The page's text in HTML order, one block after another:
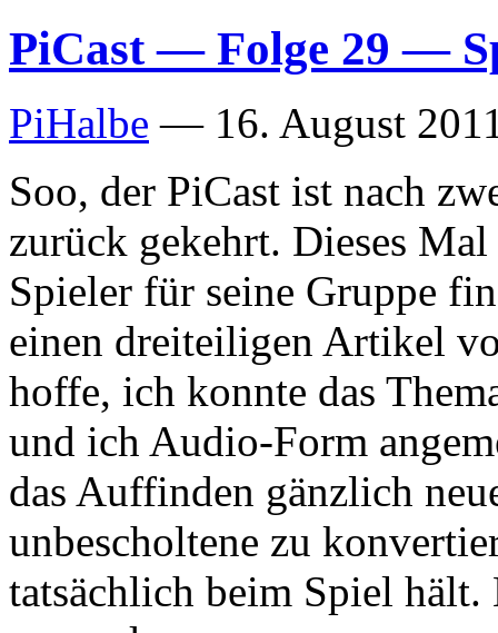
PiCast — Folge 29 —
PiHalbe — 16. August
Soo, der PiCast ist nach
zurück gekehrt. Dieses
Spieler für seine Gruppe
einen dreiteiligen Artikel
hoffe, ich konnte das
und ich Audio-Form
das Auffinden gänzlich
unbescholtene zu
tatsächlich beim Spiel